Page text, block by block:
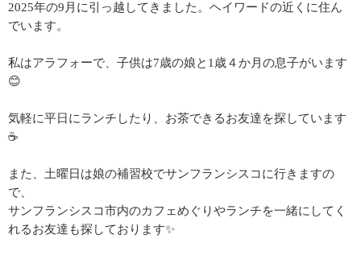
2025年の9月に引っ越してきました。ヘイワードの近くに住ん
でいます。
私はアラフォーで、子供は7歳の娘と1歳４か月の息子がいます
😊
気軽に平日にランチしたり、お茶できるお友達を探しています
☕
また、土曜日は娘の補習校でサンフランシスコに行きますの
で、
サンフランシスコ市内のカフェめぐりやランチを一緒にしてく
れるお友達も探しております✨